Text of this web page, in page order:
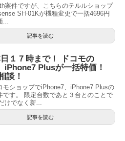
案件ですが、こちらのテルルショップ
SH-01Kが機種変更で一括4696円
...
記事を読む
１７時まで！ ドコモの
iPhone7 Plusが一括特価！
談！
モショップでiPhone7、iPhone7 Plusの
です。 限定台数であと３台とのことで
けでなく新...
記事を読む